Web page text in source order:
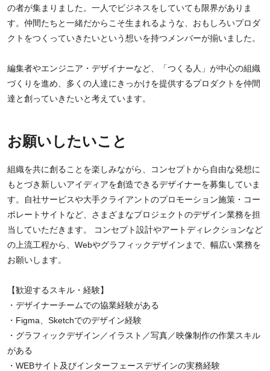
の者が集まりました。一人でビジネスをしていても限界がありま
す。仲間たちと一緒だからこそ生まれるような、おもしろいプロダ
クトをつくっていきたいという想いを持つメンバーが揃いました。
編集者やエンジニア・デザイナーなど、「つくる人」が中心の組織
づくりを進め、多くの人達にきっかけを提供するプロダクトを仲間
達と創っていきたいと考えています。
お願いしたいこと
組織を共に創ることを楽しみながら、コンセプトから自由な発想に
もとづき新しいアイディアを創造できるデザイナーを募集していま
す。自社サービスや大手クライアントのプロモーション施策・コー
ポレートサイトなど、さまざまなプロジェクトのデザイン業務を担
当していただきます。 コンセプト設計やアートディレクションなど
の上流工程から、Webやグラフィックデザインまで、幅広い業務を
お願いします。
【歓迎するスキル・経験】
・デザイナーチームでの協業経験がある
・Figma、Sketchでのデザイン経験
・グラフィックデザイン／イラスト／写真／映像制作の作業スキル
がある
・WEBサイト及びインターフェースデザインの実務経験